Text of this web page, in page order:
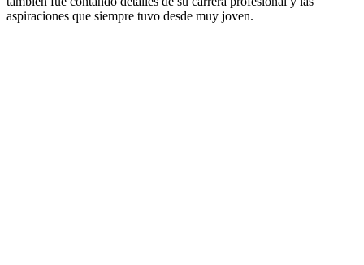
aspiraciones que siempre tuvo desde muy joven.